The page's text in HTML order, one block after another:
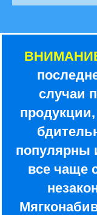
случаи
популярны
все чаще